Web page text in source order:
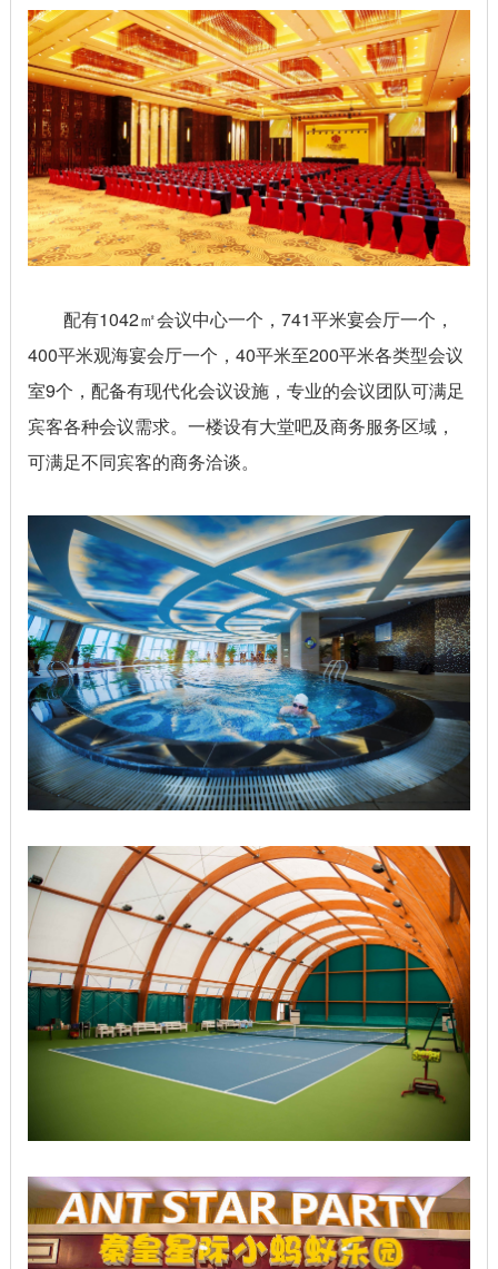
配有1042㎡会议中心一个，741平米宴会厅一个，
400平米观海宴会厅一个，40平米至200平米各类型会议
室9个，配备有现代化会议设施，专业的会议团队可满足
宾客各种会议需求。一楼设有大堂吧及商务服务区域，
可满足不同宾客的商务洽谈。